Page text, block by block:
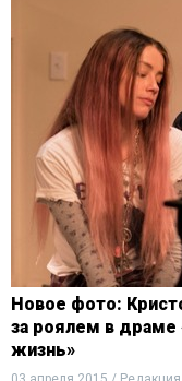
Новое фото:
за роялем в драме
жизнь»